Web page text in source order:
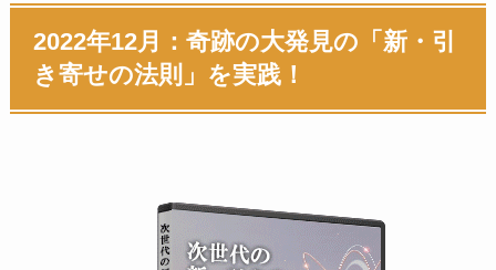
2022年12月：奇跡の大発見の「新・引
き寄せの法則」を実践！